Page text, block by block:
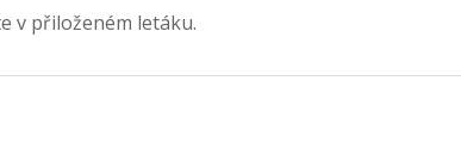
v přiloženém letáku.